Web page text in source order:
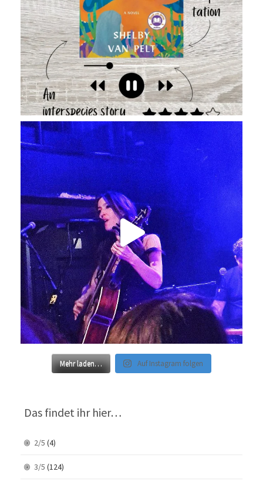
Mehr laden… Auf Instagram folgen
Das findet ihr hier…
2/5 (4)
3/5 (124)